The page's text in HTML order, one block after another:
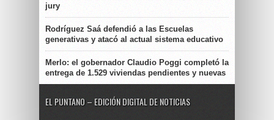
jury
Rodríguez Saá defendió a las Escuelas
generativas y atacó al actual sistema educativo
Merlo: el gobernador Claudio Poggi completó la
entrega de 1.529 viviendas pendientes y nuevas
EL PUNTANO – EDICIÓN DIGITAL DE NOTICIAS